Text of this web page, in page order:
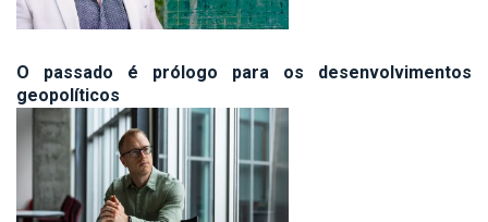
O passado é prólogo para os desenvolvimentos
geopolíticos